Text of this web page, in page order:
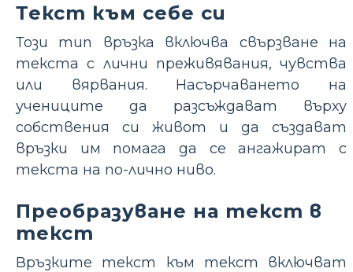
Текст към себе си
Този тип връзка включва свързване на
текста с лични преживявания, чувства
или вярвания. Насърчаването на
учениците да разсъждават върху
собствения си живот и да създават
връзки им помага да се ангажират с
текста на по-лично ниво.
Преобразуване на текст в
текст
Връзките текст към текст включват